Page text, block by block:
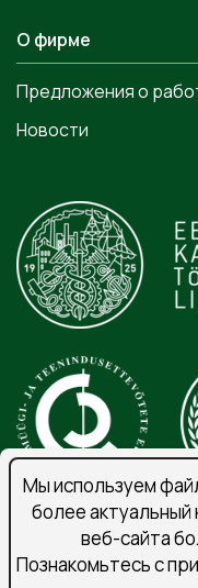
О фирме
Предложения о
Новости
Порядок обработки
Подпишитесь на
Мы используем
более
веб-сайта
Познакомьтесь с